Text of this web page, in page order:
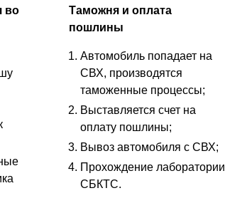
во
Таможня и оплата
пошлины
Автомобиль попадает на
СВХ, производятся
таможенные процессы;
Выставляется счет на
оплату пошлины;
Вывоз автомобиля с СВХ;
Прохождение лаборатории
СБКТС.